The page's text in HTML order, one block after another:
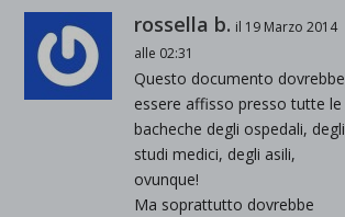
rossella b. il 19 Marzo 2014
alle 02:31
Questo documento dovrebbe
essere affisso presso tutte le
bacheche degli ospedali, degli
studi medici, degli asili,
ovunque!
Ma soprattutto dovrebbe